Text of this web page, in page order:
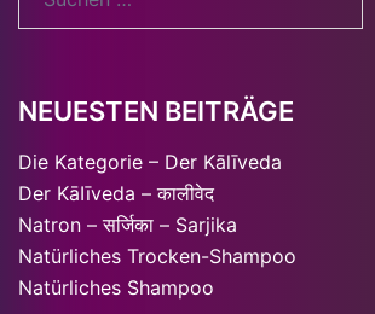
nach:
NEUESTEN BEITRÄGE
Die Kategorie – Der Kālīveda
Der KāIīveda – कालीवेद
Natron – सर्जिका – Sarjika
Natürliches Trocken-Shampoo
Natürliches Shampoo